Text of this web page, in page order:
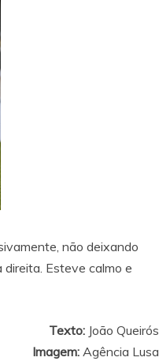
não deixando
direita. Esteve calmo e
Texto: João Queirós
Imagem: Agência Lusa